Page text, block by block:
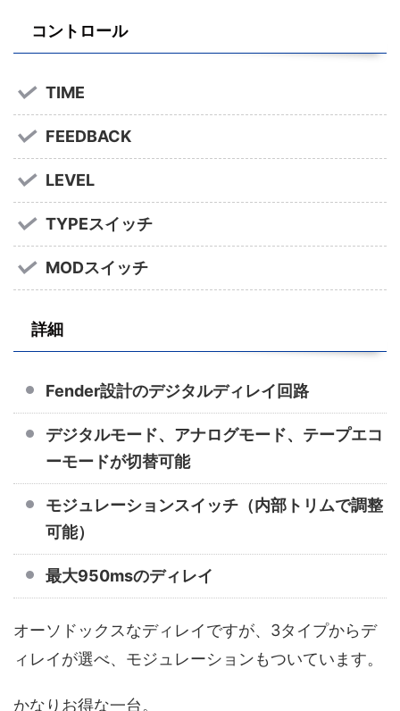
コントロール
TIME
FEEDBACK
LEVEL
TYPEスイッチ
MODスイッチ
詳細
Fender設計のデジタルディレイ回路
デジタルモード、アナログモード、テープエコ
ーモードが切替可能
モジュレーションスイッチ（内部トリムで調整
可能）
最大950msのディレイ
オーソドックスなディレイですが、3タイプからデ
ィレイが選べ、モジュレーションもついています。
かなりお得な一台。